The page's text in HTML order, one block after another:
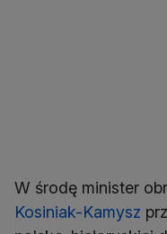
W środę minister
Kosiniak-Kamysz